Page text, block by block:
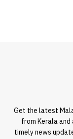
Get the latest
from Kerala and
timely news